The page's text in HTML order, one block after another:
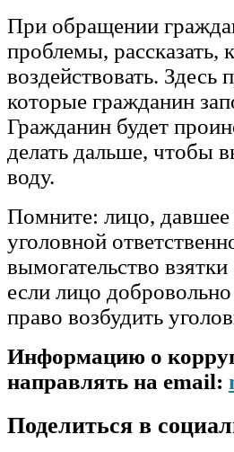
При обращении
проблемы, рассказать,
воздействовать. Здесь
которые гражданин
Гражданин будет
делать дальше, чтобы
воду.
Помните: лицо, давшее
уголовной
вымогательство
если лицо
право возбудить
Информацию о
направлять на email:
Поделиться в